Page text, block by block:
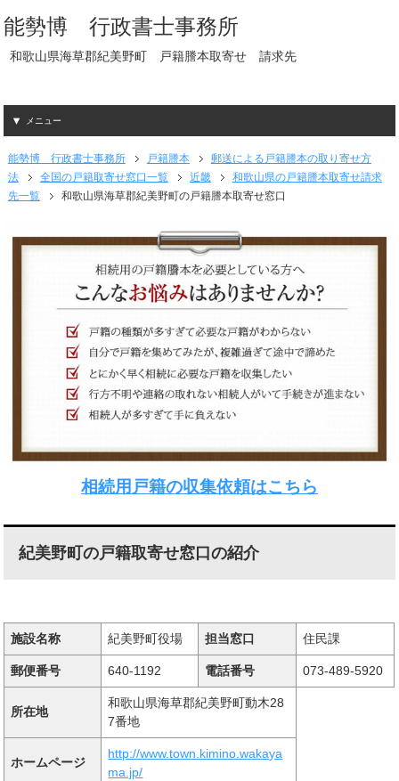
能勢博 行政書士事務所
和歌山県海草郡紀美野町 戸籍謄本取寄せ 請求先
メニュー
能勢博 行政書士事務所 戸籍謄本
郵送による戸籍謄本の取り寄せ方
法
全国の戸籍取寄せ窓口一覧 近畿
和歌山県の戸籍謄本取寄せ請求
先一覧
和歌山県海草郡紀美野町の戸籍謄本取寄せ窓口
相続用戸籍の収集依頼はこちら
紀美野町の戸籍取寄せ窓口の紹介
施設名称 紀美野町役場 担当窓口 住民課
郵便番号 640-1192 電話番号 073-489-5920
所在地
和歌山県海草郡紀美野町動木28
7番地
ホームページ
http://www.town.kimino.wakaya
ma.jp/